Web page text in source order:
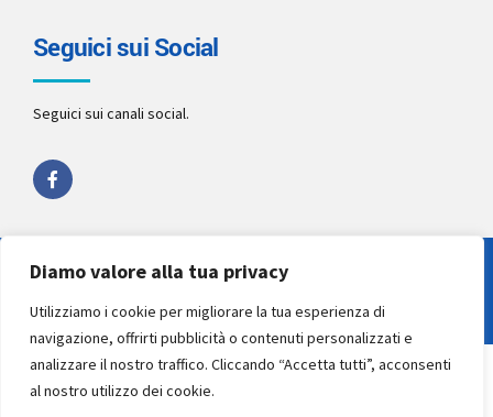
Diamo valore alla tua privacy
Utilizziamo i cookie per migliorare la tua esperienza di
navigazione, offrirti pubblicità o contenuti personalizzati e
analizzare il nostro traffico. Cliccando “Accetta tutti”, acconsenti
al nostro utilizzo dei cookie.
Seguici sui Social
Seguici sui canali social.
Copyright 2022 byStudio Pellegrino STP